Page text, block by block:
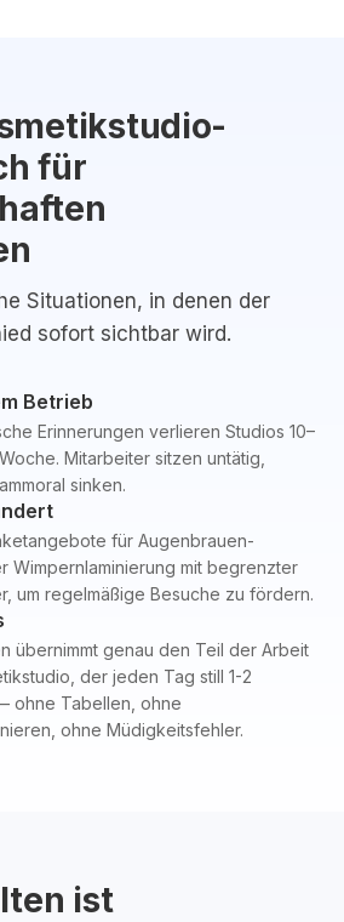
für
Situationen, in denen der
sofort sichtbar wird.
Betrieb
Erinnerungen verlieren Studios 10–
Mitarbeiter sitzen untätig,
sinken.
für Augenbrauen-
Wimpernlaminierung mit begrenzter
um regelmäßige Besuche zu fördern.
übernimmt genau den Teil der Arbeit
der jeden Tag still 1-2
ohne Tabellen, ohne
ohne Müdigkeitsfehler.
ist